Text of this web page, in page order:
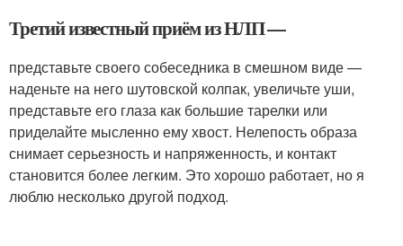
Третий известный приём из НЛП —
представьте своего собеседника в смешном виде —
наденьте на него шутовской колпак, увеличьте уши,
представьте его глаза как большие тарелки или
приделайте мысленно ему хвост. Нелепость образа
снимает серьезность и напряженность, и контакт
становится более легким. Это хорошо работает, но я
люблю несколько другой подход.